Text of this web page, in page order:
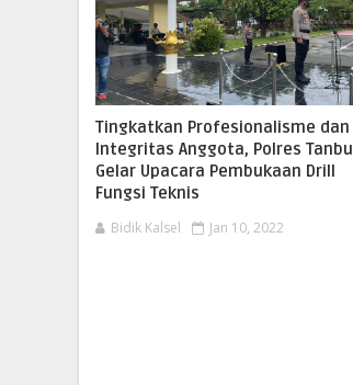
Tingkatkan Profesionalisme dan
Integritas Anggota, Polres Tanbu
Gelar Upacara Pembukaan Drill
Fungsi Teknis
Bidik Kalsel Jan 10, 2022